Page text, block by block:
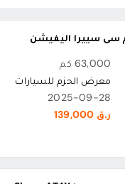
63,000 كم
معرض الحزم للسيارات
2025-09-28
ر.ق 139,000